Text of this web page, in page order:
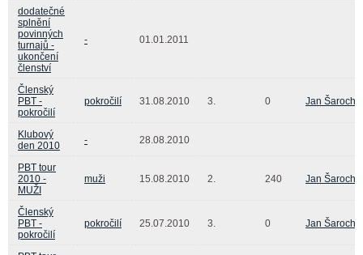
dodatečné
splnění
povinných
turnajů -
ukončení
členství
- 01.01.2011
Členský
PBT -
pokročilí
pokročilí 31.08.2010 3. 0 Jan Šaroch
Klubový
den 2010
- 28.08.2010
PBT tour
2010 -
MUŽI
muži 15.08.2010 2. 240 Jan Šaroch
Členský
PBT -
pokročilí
pokročilí 25.07.2010 3. 0 Jan Šaroch